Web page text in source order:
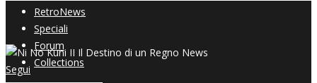
RetroNews
Speciali
Forum
Collections
Segui